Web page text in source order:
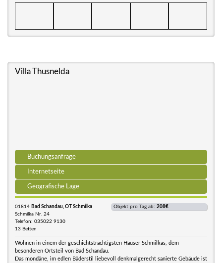
Villa Thusnelda
Buchungsanfrage
Internetseite
Geografische Lage
01814 Bad Schandau, OT Schmilka
Schmilka Nr. 24
Telefon: 035022 9130
13 Betten
Objekt pro Tag ab: 208€
Wohnen in einem der geschichtsträchtigsten Häuser Schmilkas, dem
besonderen Ortsteil von Bad Schandau.
Das mondäne, im edlen Bäderstil liebevoll denkmalgerecht sanierte Gebäude ist